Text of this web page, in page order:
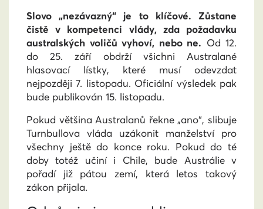
Slovo „nezávazný“ je to klíčové. Zůstane
čistě v kompetenci vlády, zda požadavku
australských voličů vyhoví, nebo ne. Od 12.
do 25. září obdrží všichni Australané
hlasovací lístky, které musí odevzdat
nejpozději 7. listopadu. Oficiální výsledek pak
bude publikován 15. listopadu.
Pokud většina Australanů řekne „ano“, slibuje
Turnbullova vláda uzákonit manželství pro
všechny ještě do konce roku. Pokud do té
doby totéž učiní i Chile, bude Austrálie v
pořadí již pátou zemí, která letos takový
zákon přijala.